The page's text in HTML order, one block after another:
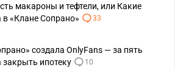
макароны и тефтели, или Какие
«Клане Сопрано»
33
создала OnlyFans — за пять
закрыть ипотеку
10